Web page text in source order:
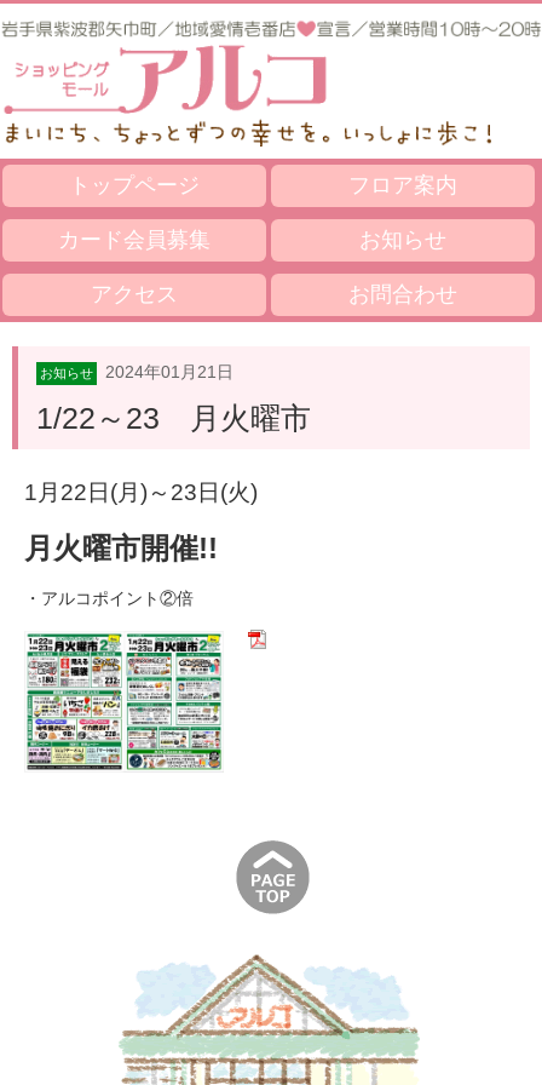
トップページ フロア案内
カード会員募集 お知らせ
アクセス お問合わせ
お知らせ 2024年01月21日
1/22～23 月火曜市
1月22日(月)～23日(火)
月火曜市開催!!
・アルコポイント②倍